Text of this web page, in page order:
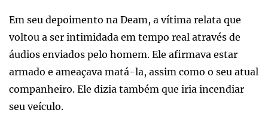
Em seu depoimento na Deam, a vítima relata que
voltou a ser intimidada em tempo real através de
áudios enviados pelo homem. Ele afirmava estar
armado e ameaçava matá-la, assim como o seu atual
companheiro. Ele dizia também que iria incendiar
seu veículo.